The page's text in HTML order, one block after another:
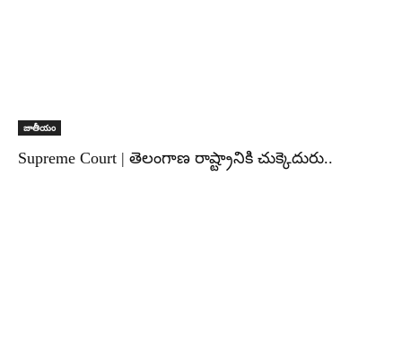
జాతీయం
Supreme Court | తెలంగాణ రాష్ట్రానికి చుక్కెదురు..